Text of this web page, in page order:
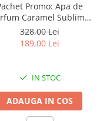
Promo: Apa de
Caramel Sublime
Les Secrets, 100 ml x2
328,00 Lei
189,00 Lei
IN STOC
ADAUGA IN COS